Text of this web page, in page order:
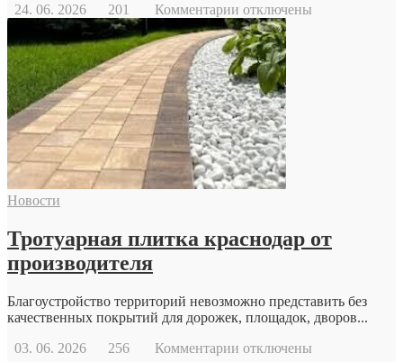
24. 06. 2026
201 Комментарии к
записи
Когда
стоит
обратиться
к
репродуктологу:
основные
причины
и
возможности
современной
отключены
Новости
Тротуарная плитка краснодар от
производителя
Благоустройство территорий невозможно представить без
качественных покрытий для дорожек, площадок, дворов...
03. 06. 2026
256 Комментарии котключены